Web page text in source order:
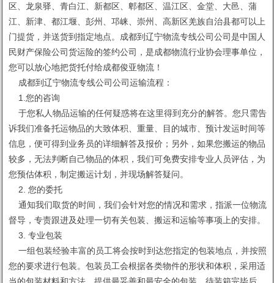
区、龙泉驿、青白江、新都区、郫都区、温江区、金堂、大邑、蒲
江、新津、都江堰、彭州、邛崃、崇州、高新区羌族自治县都可以上
门提货，并送货到指定地点。成都到辽宁物流专线公司公司是中国人
民财产保险公司货运险的签约公司，是成都物流行业协会理事单位，
您可以放心地把货托付给成都俊亚物流！
成都到辽宁物流专线公司公司运输流程：
1.您的咨询
于您私人物品运输的任何疑惑将在这里得到充分的解答。您只需告
诉我们准备托运物品的大致体积、重量、目的城市、预计发运时间等
信息，便可得到业务员的详细解答及报价；另外，如果您搬运的物品
较多，无法判断自己物品的体积，我们可免费安排专业人员评估，为
您预估体积，制定搬运计划，并现场解答疑问。
2. 您的委托
通知我们取货的时间，我们会针对您的情况和需求，指派一位物流
督导，专责跟进及处理一切有关包装、搬运和运输等事项上的安排。
3. 专业包装
一组包装经验丰富的员工将会按时到达您指定的包装地点，并按照
您的要求进行包装。包装员工会根据各类物件的形状和体积，采用适
当的包装材料和方法，提供最妥善和最安全的包装。待装箱完毕后，